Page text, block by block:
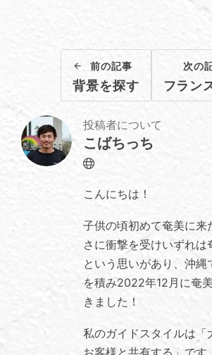
前の記事
背景を探す
次の
フラン
投稿者について
こばちっち
Website
こんにちは！
子供の頃初めて奄美に来
さに衝撃を受けいずれは
という思いがあり、沖縄
を積み2022年12月に奄
きました！
私のガイドスタイルは「
お客様と共有する」です